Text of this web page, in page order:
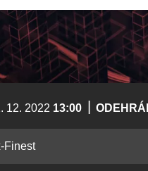
12. 2022 13:00
Finest